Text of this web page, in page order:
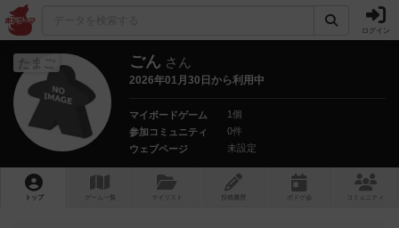
ログイン
たまご ごん さん
2026年01月30日から利用中
マイボードゲーム
1個
参加コミュニティ
0件
ウェブページ
未設定
トップ ゲーム一覧 マイリスト 投稿履歴 ボ ドゲ コミュニティ